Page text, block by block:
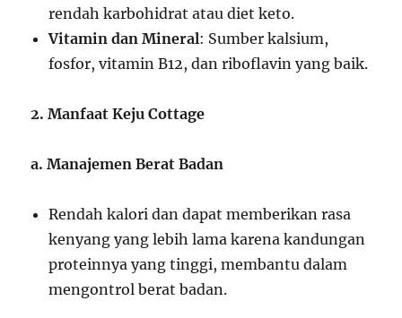
rendah karbohidrat atau diet keto.
Vitamin dan Mineral: Sumber kalsium,
fosfor, vitamin B12, dan riboflavin yang baik.
2. Manfaat Keju Cottage
a. Manajemen Berat Badan
Rendah kalori dan dapat memberikan rasa
kenyang yang lebih lama karena kandungan
proteinnya yang tinggi, membantu dalam
mengontrol berat badan.